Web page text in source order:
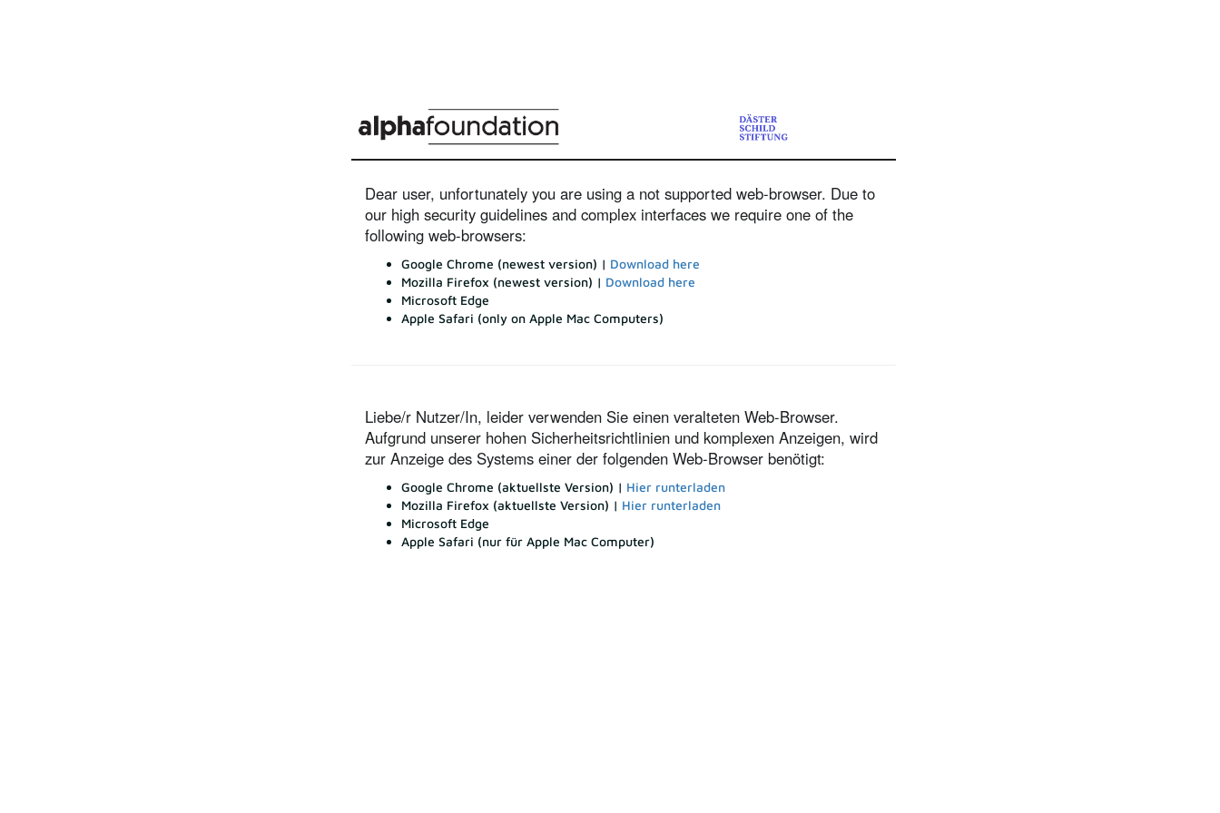
Dear user, unfortunately you are using a not supported web-browser. Due to
our high security guidelines and complex interfaces we require one of the
following web-browsers:
Google Chrome (newest version) | Download here
Mozilla Firefox (newest version) | Download here
Microsoft Edge
Apple Safari (only on Apple Mac Computers)
Liebe/r Nutzer/In, leider verwenden Sie einen veralteten Web-Browser.
Aufgrund unserer hohen Sicherheitsrichtlinien und komplexen Anzeigen, wird
zur Anzeige des Systems einer der folgenden Web-Browser benötigt:
Google Chrome (aktuellste Version) | Hier runterladen
Mozilla Firefox (aktuellste Version) | Hier runterladen
Microsoft Edge
Apple Safari (nur für Apple Mac Computer)